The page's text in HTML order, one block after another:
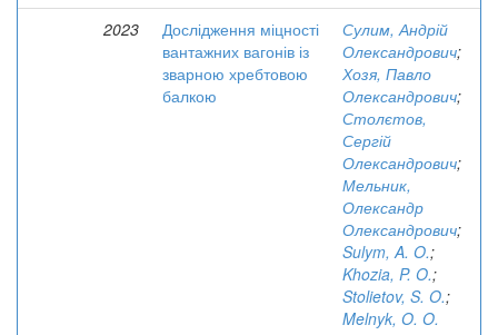
2023
Дослідження міцності
вантажних вагонів із
зварною хребтовою
балкою
Сулим, Андрій
Олександрович;
Хозя, Павло
Олександрович;
Столєтов,
Сергій
Олександрович;
Мельник,
Олександр
Олександрович;
Sulym, A. O.;
Khozia, P. O.;
Stolietov, S. O.;
Melnyk, O. O.